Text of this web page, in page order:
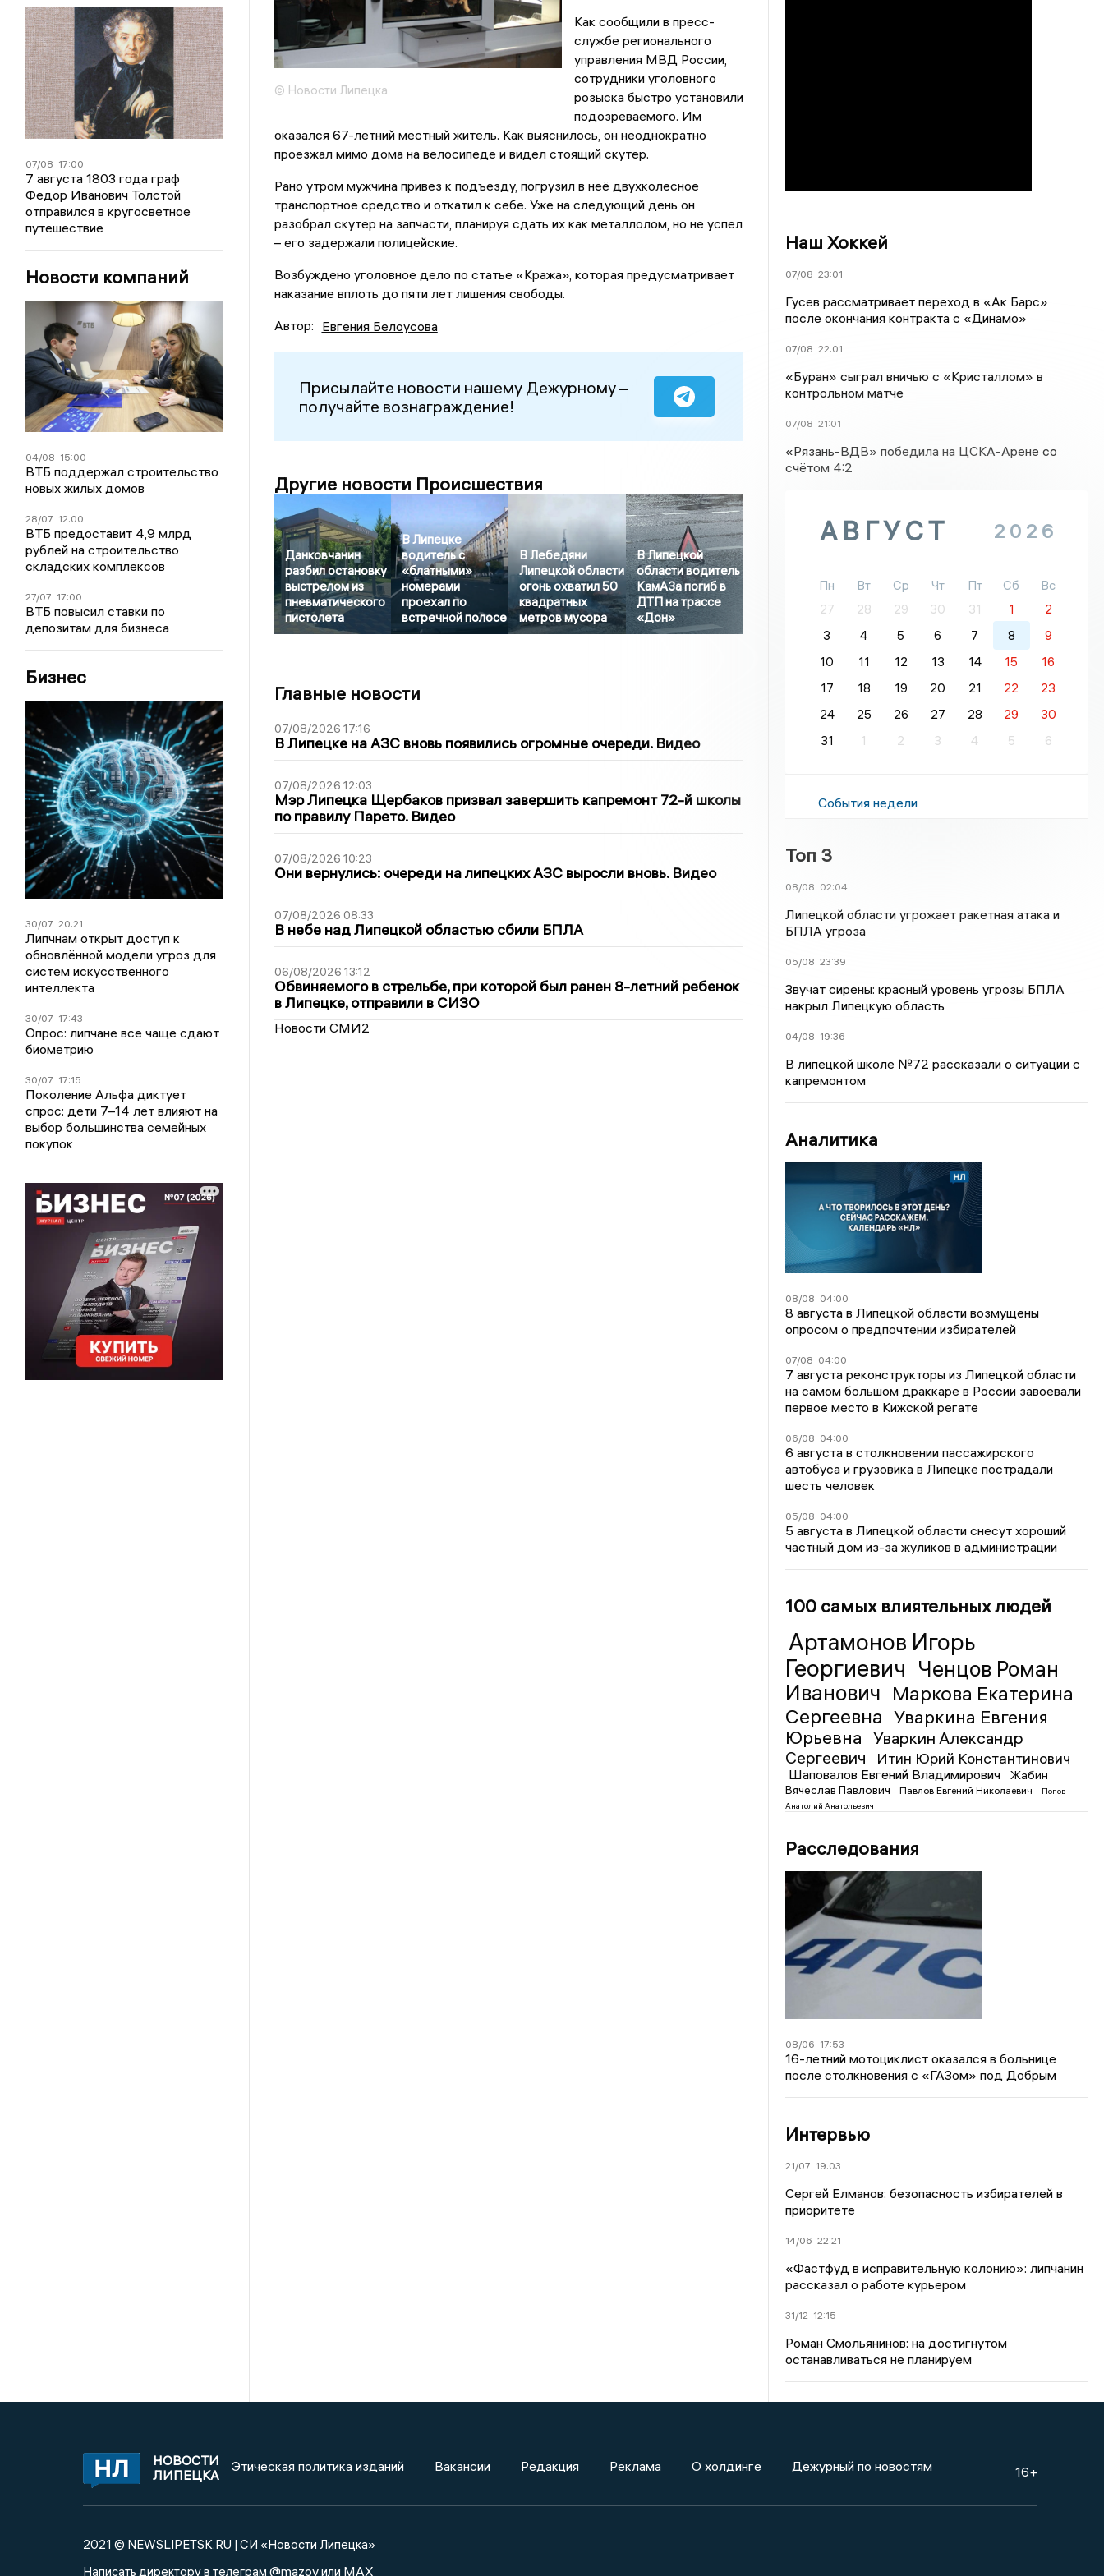
07/08 17:00
7 августа 1803 года граф
Федор Иванович Толстой
отправился в кругосветное
путешествие
Новости компаний
04/08 15:00
ВТБ поддержал строительство
новых жилых домов
28/07 12:00
ВТБ предоставит 4,9 млрд
рублей на строительство
складских комплексов
27/07 17:00
ВТБ повысил ставки по
депозитам для бизнеса
Бизнес
30/07 20:21
Липчнам открыт доступ к
обновлённой модели угроз для
систем искусственного
интеллекта
30/07 17:43
Опрос: липчане все чаще сдают
биометрию
30/07 17:15
Поколение Альфа диктует
спрос: дети 7–14 лет влияют на
выбор большинства семейных
покупок
© Новости Липецка
Как сообщили в пресс-
службе регионального
управления МВД России,
сотрудники уголовного
розыска быстро установили
подозреваемого. Им
оказался 67-летний местный житель. Как выяснилось, он неоднократно
проезжал мимо дома на велосипеде и видел стоящий скутер.
Рано утром мужчина привез к подъезду, погрузил в неё двухколесное
транспортное средство и откатил к себе. Уже на следующий день он
разобрал скутер на запчасти, планируя сдать их как металлолом, но не успел
– его задержали полицейские.
Возбуждено уголовное дело по статье «Кража», которая предусматривает
наказание вплоть до пяти лет лишения свободы.
Автор: Евгения Белоусова
Присылайте новости нашему Дежурному –
получайте вознаграждение!
Другие новости Происшествия
Данковчанин
разбил остановку
выстрелом из
пневматического
пистолета
В Липецке
водитель с
«блатными»
номерами
проехал по
встречной полосе
В Лебедяни
Липецкой области
огонь охватил 50
квадратных
метров мусора
В Липецкой
области водитель
КамАЗа погиб в
ДТП на трассе
«Дон»
Главные новости
07/08/2026 17:16
В Липецке на АЗС вновь появились огромные очереди. Видео
07/08/2026 12:03
Мэр Липецка Щербаков призвал завершить капремонт 72-й школы
по правилу Парето. Видео
07/08/2026 10:23
Они вернулись: очереди на липецких АЗС выросли вновь. Видео
07/08/2026 08:33
В небе над Липецкой областью сбили БПЛА
06/08/2026 13:12
Обвиняемого в стрельбе, при которой был ранен 8-летний ребенок
в Липецке, отправили в СИЗО
Новости СМИ2
Наш Хоккей
07/08 23:01
Гусев рассматривает переход в «Ак Барс»
после окончания контракта с «Динамо»
07/08 22:01
«Буран» сыграл вничью с «Кристаллом» в
контрольном матче
07/08 21:01
«Рязань-ВДВ» победила на ЦСКА-Арене со
счётом 4:2
АВГУСТ 2026
Пн Вт Ср Чт Пт Сб
Вс
27
28 29 30 31 1
2
3
4 5 6 7 8
9
10
11 12 13 14 15
16
17
18 19 20 21 22
23
24
25 26 27 28 29
30
31
1 2 3 4 5 6
События недели
Топ 3
08/08 02:04
Липецкой области угрожает ракетная атака и
БПЛА угроза
05/08 23:39
Звучат сирены: красный уровень угрозы БПЛА
накрыл Липецкую область
04/08 19:36
В липецкой школе №72 рассказали о ситуации с
капремонтом
Аналитика
08/08 04:00
8 августа в Липецкой области возмущены
опросом о предпочтении избирателей
07/08 04:00
7 августа реконструкторы из Липецкой области
на самом большом драккаре в России завоевали
первое место в Кижской регате
06/08 04:00
6 августа в столкновении пассажирского
автобуса и грузовика в Липецке пострадали
шесть человек
05/08 04:00
5 августа в Липецкой области снесут хороший
частный дом из-за жуликов в администрации
100 самых влиятельных людей
Артамонов Игорь
Георгиевич Ченцов Роман
Иванович Маркова Екатерина
Сергеевна Уваркина Евгения
Юрьевна
Уваркин Александр
Сергеевич
Итин Юрий Константинович
Шаповалов Евгений Владимирович
Жабин
Вячеслав Павлович
Павлов Евгений Николаевич
Попов
Анатолий Анатольевич
Расследования
08/06 17:53
16-летний мотоциклист оказался в больнице
после столкновения с «ГАЗом» под Добрым
Интервью
21/07 19:03
Сергей Елманов: безопасность избирателей в
приоритете
14/06 22:21
«Фастфуд в исправительную колонию»: липчанин
рассказал о работе курьером
31/12 12:15
Роман Смольянинов: на достигнутом
останавливаться не планируем
НОВОСТИ
ЛИПЕЦКА
Этическая политика изданий Вакансии Редакция Реклама О холдинге Дежурный по новостям 16+
2021 © NEWSLIPETSK.RU | СИ «Новости Липецка»
Написать директору в телеграм @mazovили MAX